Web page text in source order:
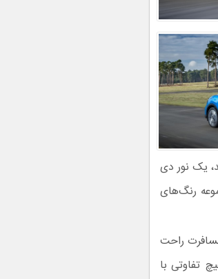
یک نور دی
رنگ‌های
راحت
هیچ تفاوتی با